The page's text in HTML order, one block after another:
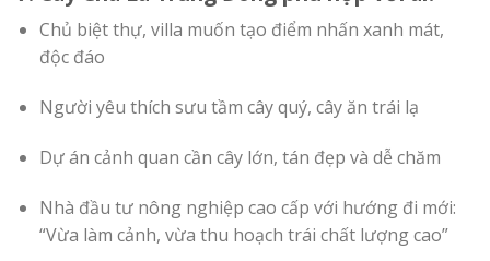
Chủ biệt thự, villa muốn tạo điểm nhấn xanh mát,
độc đáo
Người yêu thích sưu tầm cây quý, cây ăn trái lạ
Dự án cảnh quan cần cây lớn, tán đẹp và dễ chăm
Nhà đầu tư nông nghiệp cao cấp với hướng đi mới:
“Vừa làm cảnh, vừa thu hoạch trái chất lượng cao”